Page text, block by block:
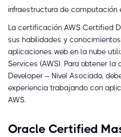
infraestructura de computación
La certificación AWS Certified
sus habilidades y
aplicaciones web en la nube
Services (AWS). Para obtener
Developer – Nivel Asociado,
experiencia trabajando con
AWS.
Oracle Certified